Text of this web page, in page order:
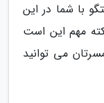
با شما در این
مهم این است
می توانید